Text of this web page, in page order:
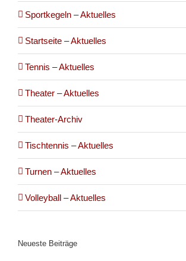
Sportkegeln – Aktuelles
Startseite – Aktuelles
Tennis – Aktuelles
Theater – Aktuelles
Theater-Archiv
Tischtennis – Aktuelles
Turnen – Aktuelles
Volleyball – Aktuelles
Neueste Beiträge